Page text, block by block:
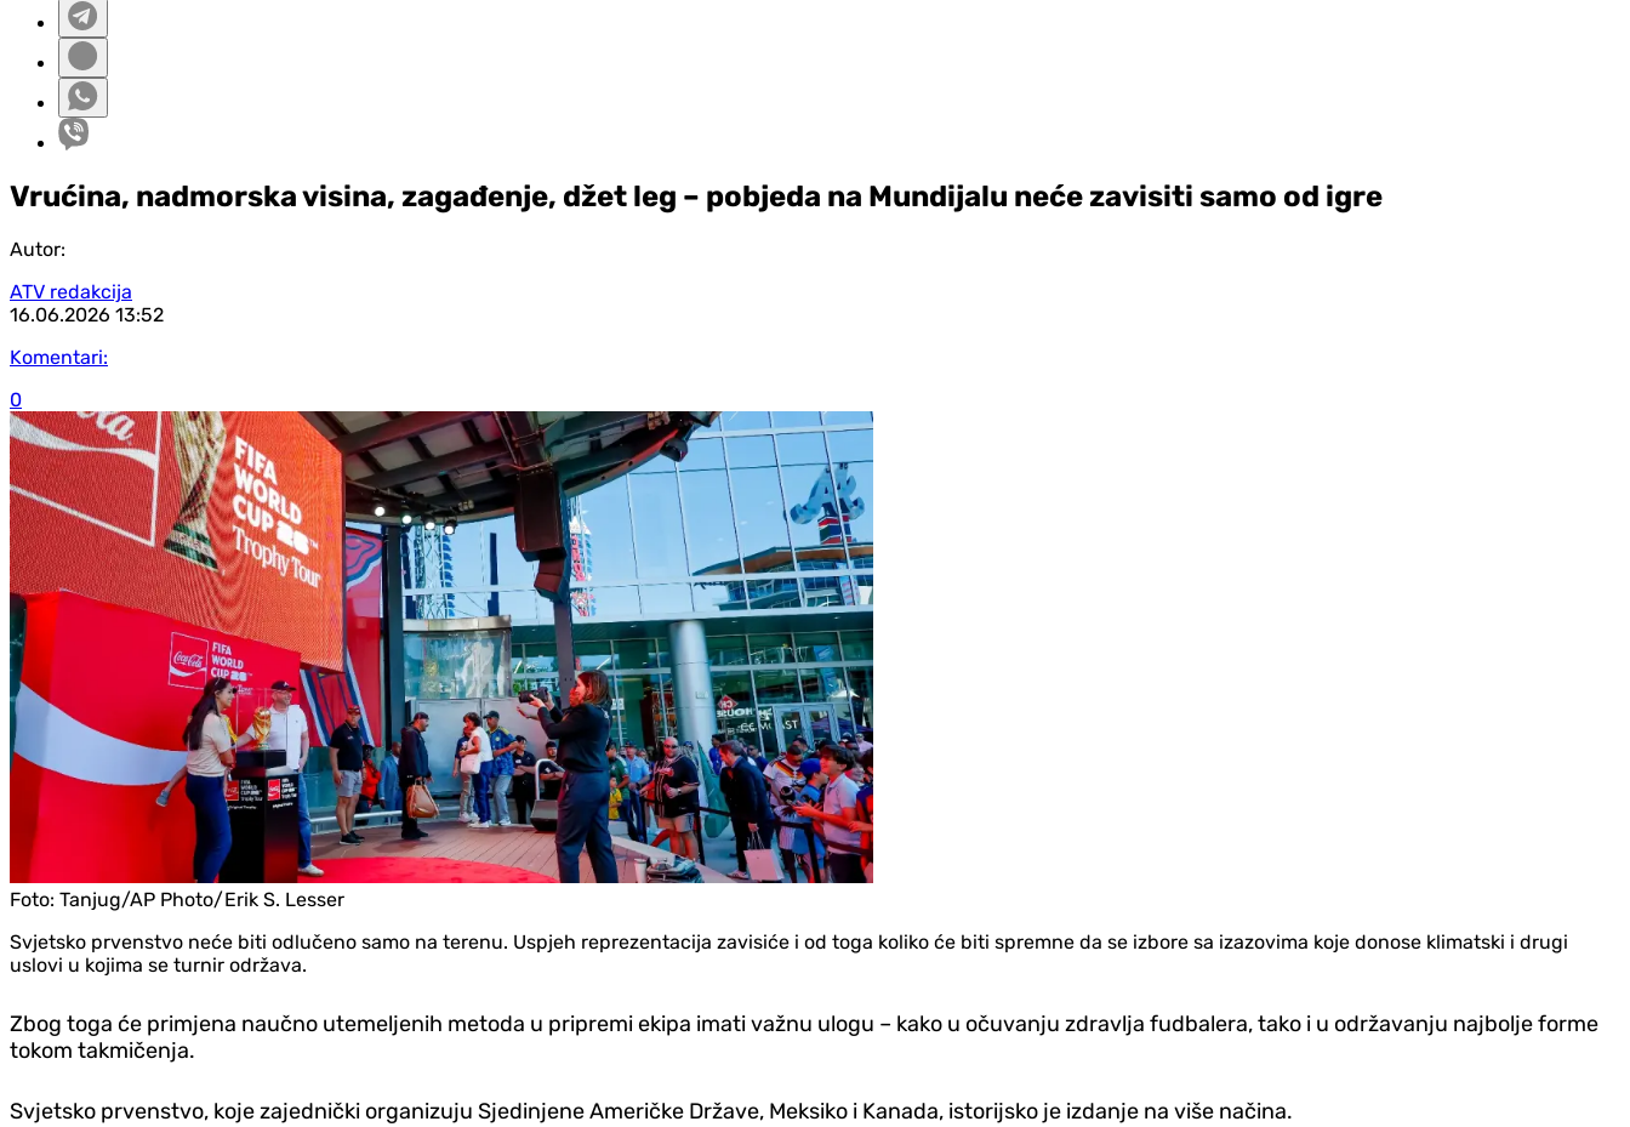
Vrućina, nadmorska visina, zagađenje, džet leg – pobjeda na Mundijalu neće zavisiti samo od igre
Autor:
ATV redakcija
16.06.2026 13:52
Komentari:
0
Foto: Tanjug/AP Photo/Erik S. Lesser
Svjetsko prvenstvo neće biti odlučeno samo na terenu. Uspjeh reprezentacija zavisiće i od toga koliko će biti spremne da se izbore sa izazovima koje donose klimatski i drugi
uslovi u kojima se turnir održava.
Zbog toga će primjena naučno utemeljenih metoda u pripremi ekipa imati važnu ulogu – kako u očuvanju zdravlja fudbalera, tako i u održavanju najbolje forme
tokom takmičenja.
Svjetsko prvenstvo, koje zajednički organizuju Sjedinjene Američke Države, Meksiko i Kanada, istorijsko je izdanje na više načina.